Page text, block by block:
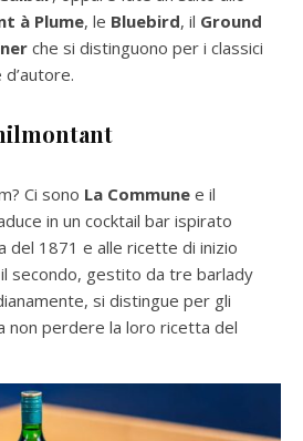
à Plume, le Bluebird, il Ground
che si distinguono per i classici
Ci sono La Commune e il
in un cocktail bar ispirato
del 1871 e alle ricette di inizio
secondo, gestito da tre barlady
si distingue per gli
non perdere la loro ricetta del